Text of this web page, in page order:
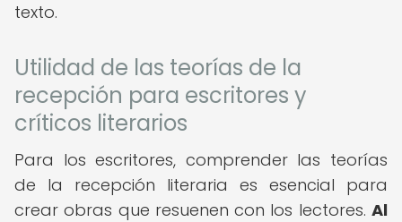
texto.
Utilidad de las teorías de la
recepción para escritores y
críticos literarios
Para los escritores, comprender las teorías
de la recepción literaria es esencial para
crear obras que resuenen con los lectores. Al